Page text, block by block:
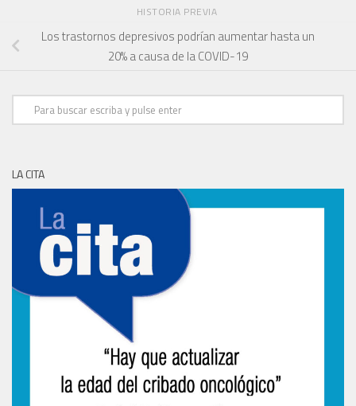
HISTORIA PREVIA
Los trastornos depresivos podrían aumentar hasta un
20% a causa de la COVID-19
LA CITA